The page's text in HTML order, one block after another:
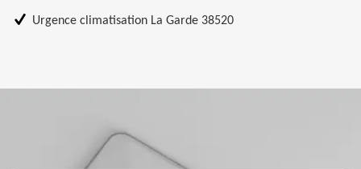
Urgence climatisation La Garde 38520